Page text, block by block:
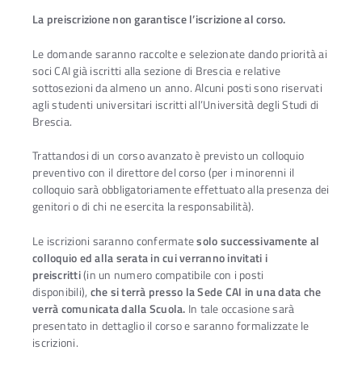
La preiscrizione non garantisce l’iscrizione al corso.
Le domande saranno raccolte e selezionate dando priorità ai
soci CAI già iscritti alla sezione di Brescia e relative
sottosezioni da almeno un anno. Alcuni posti sono riservati
agli studenti universitari iscritti all’Università degli Studi di
Brescia.
Trattandosi di un corso avanzato è previsto un colloquio
preventivo con il direttore del corso (per i minorenni il
colloquio sarà obbligatoriamente effettuato alla presenza dei
genitori o di chi ne esercita la responsabilità).
Le iscrizioni saranno confermatesolo successivamente al
colloquio ed alla serata in cui verranno invitati i
preiscritti(in un numero compatibile con i posti
disponibili), che si terrà presso la Sede CAI in una data che
verrà comunicata dalla Scuola. In tale occasione sarà
presentato in dettaglio il corso e saranno formalizzate le
iscrizioni.